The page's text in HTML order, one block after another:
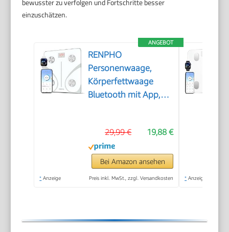
einzuschätzen.
ANGEBOT
RENPHO
Personenwaage,
Körperfettwaage
Bluetooth mit App,
19,88 €
29,99 €
Bei Amazon ansehen
* Anzeige Preis inkl. MwSt., zzgl. Versandkosten * Anzeige